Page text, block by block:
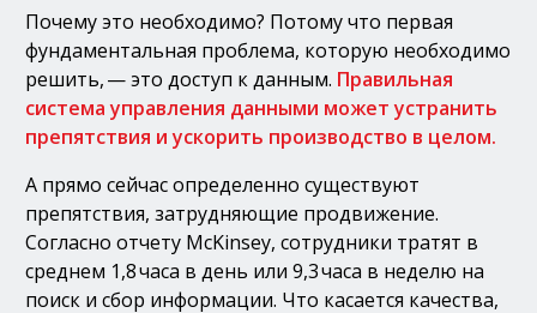
Почему это необходимо? Потому что первая
фундаментальная проблема, которую необходимо
решить, — это доступ к данным. Правильная
система управления данными может устранить
препятствия и ускорить производство в целом.
А прямо сейчас определенно существуют
препятствия, затрудняющие продвижение.
Согласно отчету McKinsey, сотрудники тратят в
среднем 1,8 часа в день или 9,3 часа в неделю на
поиск и сбор информации. Что касается качества,